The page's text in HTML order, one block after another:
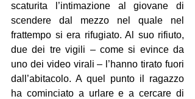
scaturita l’intimazione al giovane di
scendere dal mezzo nel quale nel
frattempo si era rifugiato. Al suo rifiuto,
due dei tre vigili – come si evince da
uno dei video virali – l’hanno tirato fuori
dall’abitacolo. A quel punto il ragazzo
ha cominciato a urlare e a cercare di